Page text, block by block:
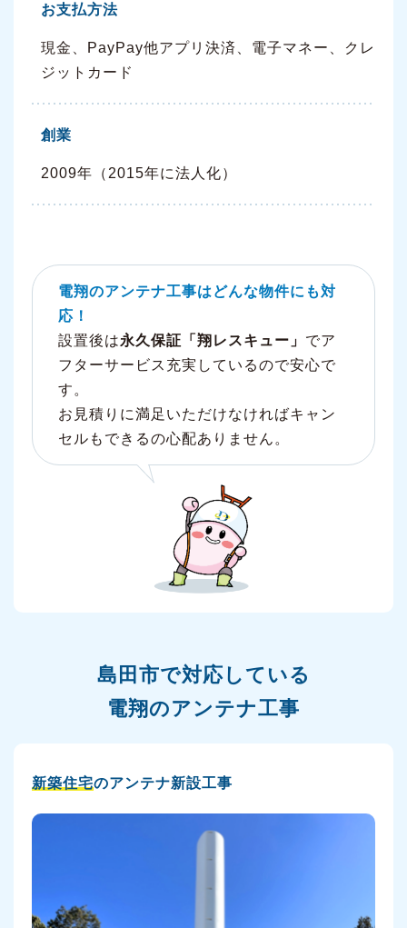
お支払方法
現金、PayPay他アプリ決済、電子マネー、クレ
ジットカード
創業
2009年（2015年に法人化）
電翔のアンテナ工事はどんな物件にも対
応！
設置後は永久保証「翔レスキュー」 でア
フターサービス充実しているので安心で
す。
お見積りに満足いただけなければキャン
セルもできるの心配ありません。
島田市で対応している
電翔のアンテナ工事
新築住宅のアンテナ新設工事